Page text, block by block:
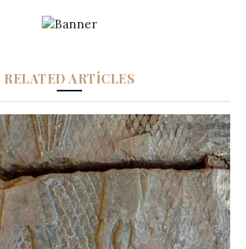
RELATED ARTICLES